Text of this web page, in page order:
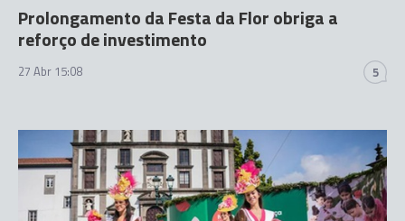
Prolongamento da Festa da Flor obriga a
reforço de investimento
27 Abr 15:08 5